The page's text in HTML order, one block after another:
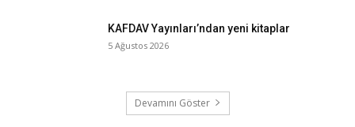
KAFDAV Yayınları’ndan yeni kitaplar
5 Ağustos 2026
Devamını Göster